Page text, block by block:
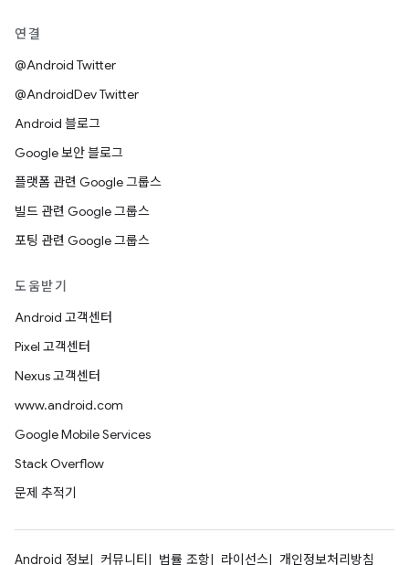
연결
@Android Twitter
@AndroidDev Twitter
Android 블로그
Google 보안 블로그
플랫폼 관련 Google 그룹스
빌드 관련 Google 그룹스
포팅 관련 Google 그룹스
도움받기
Android 고객센터
Pixel 고객센터
Nexus 고객센터
www.android.com
Google Mobile Services
Stack Overflow
문제 추적기
Android 정보 커뮤니티 법률 조항 라이선스 개인정보처리방침